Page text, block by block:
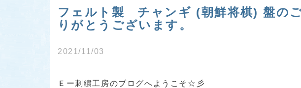
フェルト製 チャンギ (朝鮮将棋) 盤の
りがとうございます。
2021/11/03
Ｅー刺繍工房のブログへようこそ☆彡